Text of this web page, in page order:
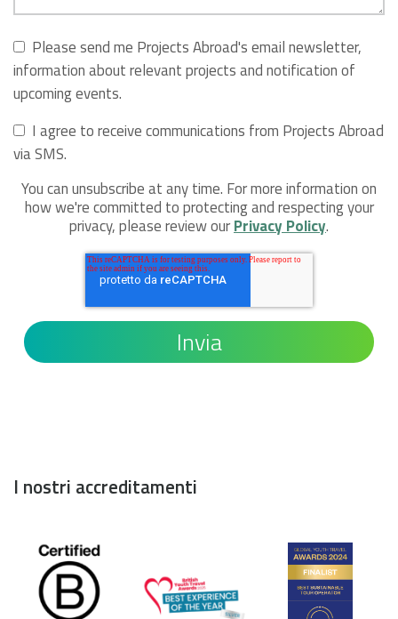
Please send me Projects Abroad's email newsletter,
information about relevant projects and notification of
upcoming events.
I agree to receive communications from Projects Abroad
via SMS.
You can unsubscribe at any time. For more information on
how we're committed to protecting and respecting your
privacy, please review ourPrivacy Policy.
I nostri accreditamenti